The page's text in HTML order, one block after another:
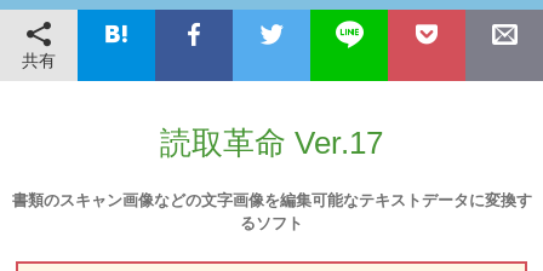
共有
読取革命 Ver.17
書類のスキャン画像などの文字画像を編集可能なテキストデータに変換す
るソフト